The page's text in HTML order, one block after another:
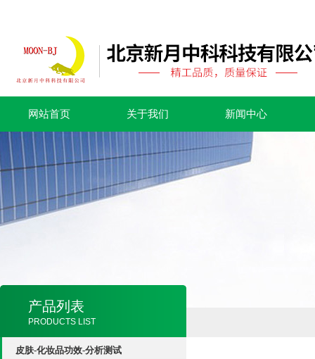
网站首页 关于我们 新闻中心
产品列表
PRODUCTS LIST
皮肤-化妆品功效-分析测试